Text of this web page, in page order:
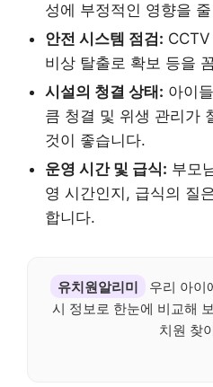
성에 부정적인 영향을
안전 시스템 점검:
비상 탈출로 확보 등을
시설의 청결 상태: 아이
큼 청결 및 위생 관리가
것이 좋습니다.
운영 시간 및 급식: 부모
영 시간인지, 급식의 질
합니다.
유치원알리미
우리 아이
시 정보로 한눈에 비교해
치원 찾